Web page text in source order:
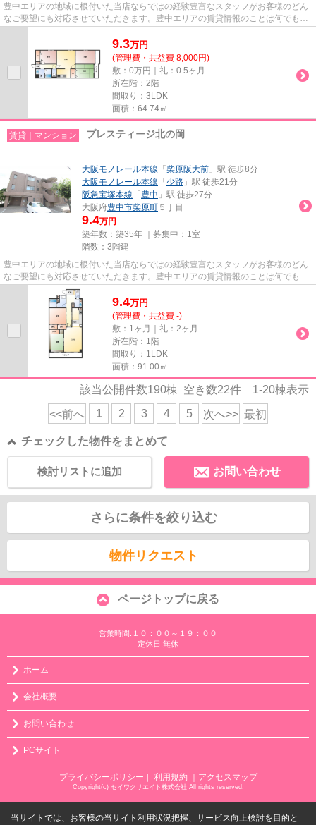
豊中エリアの地域に根付いた当店ならではの経験豊富なスタッフがお客様のどん
なご要望にも対応させていただきます。豊中エリアの賃貸情報のことは何でもお
9.3万円
(管理費・共益費 8,000円)
敷：0万円｜礼：0.5ヶ月
所在階：2階
間取り：3LDK
面積：64.74㎡
賃貸｜マンション プレスティージ北の岡
大阪モノレール本線 「 柴原阪大前 」駅 徒歩8分
大阪モノレール本線 「 少路 」駅 徒歩21分
阪急宝塚本線 「 豊中 」駅 徒歩27分
大阪府豊中市柴原町 ５丁目
9.4万円
築年数：築35年 ｜募集中： 1室
階数：3階建
豊中エリアの地域に根付いた当店ならではの経験豊富なスタッフがお客様のどん
なご要望にも対応させていただきます。豊中エリアの賃貸情報のことは何でもお
気軽にご相談ください。一生...
9.4万円
(管理費・共益費 -)
敷：1ヶ月｜礼：2ヶ月
所在階：1階
間取り：1LDK
面積：91.00㎡
該当公開件数190棟 空き数22件 1-20棟表示
<<前へ 1 2 3 4 5 次へ>> 最初
チェックした物件をまとめて
お問い合わせ
検討リストに追加
さらに条件を絞り込む
物件リクエスト
ページトップに戻る
営業時間:１０：００～１９：００
定休日:無休
ホーム
会社概要
お問い合わせ
PCサイト
プライバシーポリシー ｜ 利用規約 ｜アクセスマップ
Copyright(c) セイワクリエイト株式会社 All rights reserved.
当サイトでは、お客様の当サイト利用状況把握、サービス向上検討を目的と